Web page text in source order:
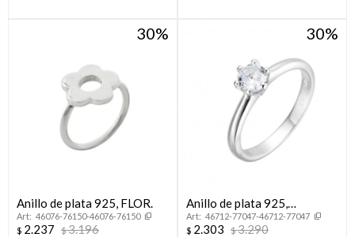
30
Anillo de plata 925, FLOR.
46076-76150-46076-76150
$ 2.237 $3.196
30
Anillo de plata 925,
CINTILLO.
46712-77047-46712-77047
$ 2.303 $3.290